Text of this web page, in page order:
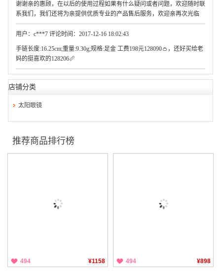
谢谢亲的惠顾，在以后的使用过程如果有什么疑问或者问题，欢迎随时联
系我们，我们还将为亲提供优质专业的产品售后服务，欢迎亲再次光临
用户：c***7 评论时间：2017-12-16 18:02:43
手链长度:16.25cm;重量:9.30g;规格:足金 工费198元128090👛，还好买给老
妈的挺喜欢的128206📏
店铺分类
太阳眼镜
推荐商品排行榜
494 ¥1158 494 ¥898